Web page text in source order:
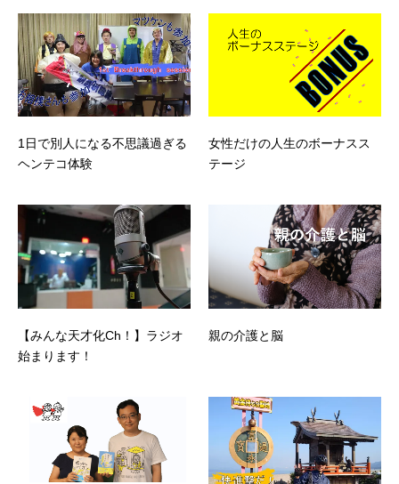
1日で別人になる不思議過ぎる
ヘンテコ体験
女性だけの人生のボーナスス
テージ
【みんな天才化Ch！】ラジオ
始まります！
親の介護と脳